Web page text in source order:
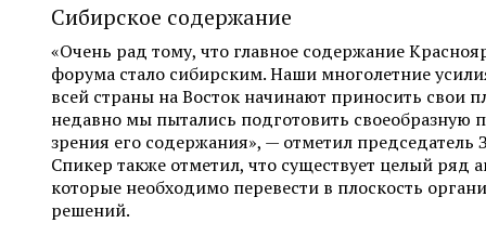
Сибирское содержание
«Очень рад тому, что главное содержание
форума стало сибирским. Наши многолетние
всей страны на Восток начинают приносить свои
недавно мы пытались подготовить своеобразную
зрения его содержания», — отметил председатель
Спикер также отметил, что существует целый ряд
которые необходимо перевести в плоскость
решений.